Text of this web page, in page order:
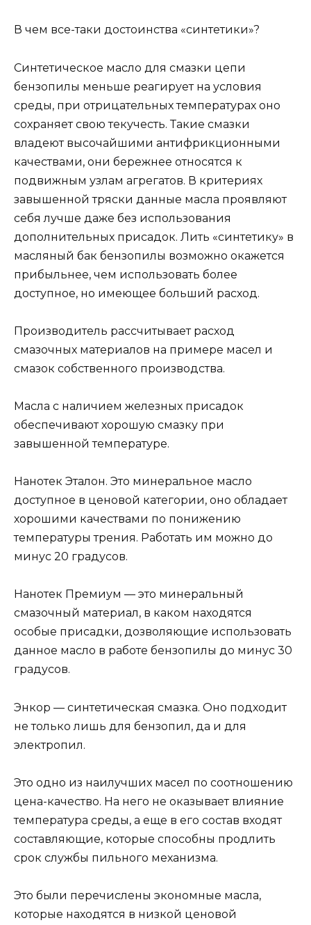
В чем все-таки достоинства «синтетики»?
Синтетическое масло для смазки цепи
бензопилы меньше реагирует на условия
среды, при отрицательных температурах оно
сохраняет свою текучесть. Такие смазки
владеют высочайшими антифрикционными
качествами, они бережнее относятся к
подвижным узлам агрегатов. В критериях
завышенной тряски данные масла проявляют
себя лучше даже без использования
дополнительных присадок. Лить «синтетику» в
масляный бак бензопилы возможно окажется
прибыльнее, чем использовать более
доступное, но имеющее больший расход.
Производитель рассчитывает расход
смазочных материалов на примере масел и
смазок собственного производства.
Масла с наличием железных присадок
обеспечивают хорошую смазку при
завышенной температуре.
Нанотек Эталон. Это минеральное масло
доступное в ценовой категории, оно обладает
хорошими качествами по понижению
температуры трения. Работать им можно до
минус 20 градусов.
Нанотек Премиум — это минеральный
смазочный материал, в каком находятся
особые присадки, дозволяющие использовать
данное масло в работе бензопилы до минус 30
градусов.
Энкор — синтетическая смазка. Оно подходит
не только лишь для бензопил, да и для
электропил.
Это одно из наилучших масел по соотношению
цена-качество. На него не оказывает влияние
температура среды, а еще в его состав входят
составляющие, которые способны продлить
срок службы пильного механизма.
Это были перечислены экономные масла,
которые находятся в низкой ценовой